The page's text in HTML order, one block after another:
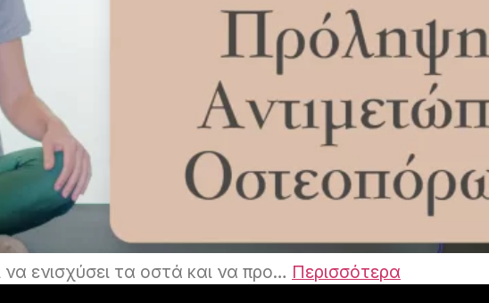
ενισχύσει τα οστά και να προ… Περισσότερα